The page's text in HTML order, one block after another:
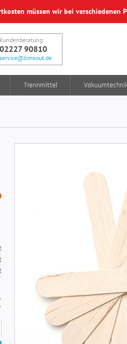
müssen wir bei verschiedenen
Kundenberatung:
02227 90810
service@timeout.de
Trennmittel